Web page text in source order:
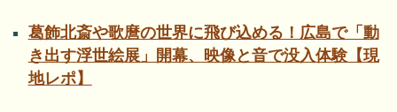
葛飾北斎や歌麿の世界に飛び込める！広島で「動
き出す浮世絵展」開幕、映像と音で没入体験【現
地レポ】